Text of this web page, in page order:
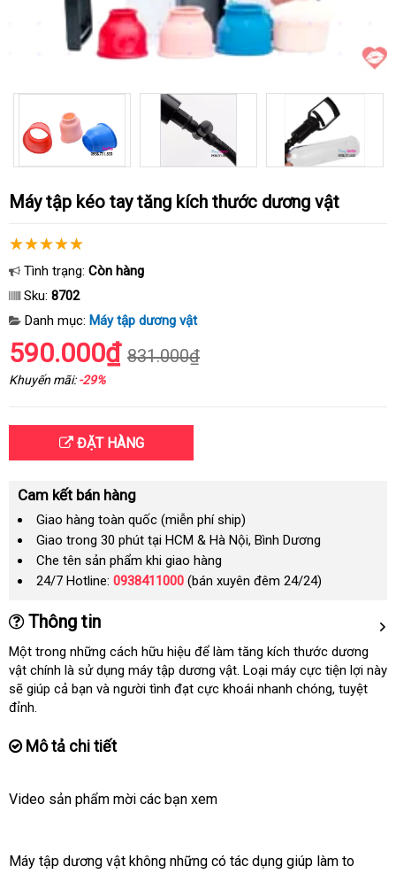
Máy tập kéo tay tăng kích thước dương vật
Tình trạng: Còn hàng
Sku: 8702
Danh mục: Máy tập dương vật
590.000₫ 831.000₫
Khuyến mãi:-29%
ĐẶT HÀNG
Cam kết bán hàng
Giao hàng toàn quốc (miễn phí ship)
Giao trong 30 phút tại HCM & Hà Nội, Bình Dương
Che tên sản phẩm khi giao hàng
24/7 Hotline: 0938411000 (bán xuyên đêm 24/24)
Thông tin
Một trong miễn
phí
những cách hữu hiệu rẻ
nhất
để làm tăng kích thước dương
vật chính là sử dụng máy tập dương vậttham
khảo
. Loại máy cực tiện lợi này
có
nên
sẽ giúp cả bạn đẹp
và người tình đạt cực khoái nhanh chóngđặt
, tuyệt
đỉnh.
Mô tả chi tiết
Video sản phẩm mời siêu
các bạn xem
Máy tập dương vật không thanh
những có tác dụng giúp làm to